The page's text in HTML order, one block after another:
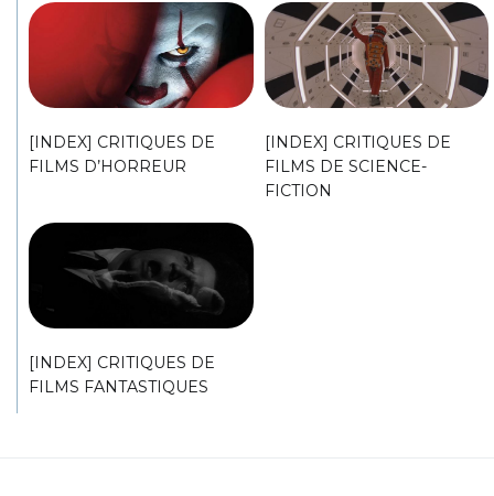
[INDEX] CRITIQUES DE
FILMS D’HORREUR
[INDEX] CRITIQUES DE
FILMS DE SCIENCE-
FICTION
[INDEX] CRITIQUES DE
FILMS FANTASTIQUES